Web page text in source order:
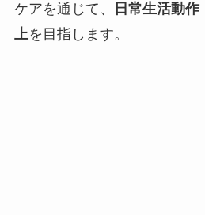
ケアを通じて、
日常生活動
上を目指します。